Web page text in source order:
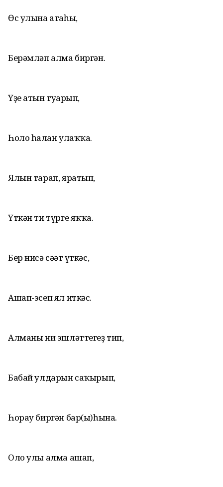
Өс улына атаһы,
Берәмләп алма биргән.
Үҙе атын туғарып,
Һоло һалған улаҡҡа.
Ялын тарап, яратып,
Үткән ти түрге яҡҡа.
Бер нисә сәғәт үткәс,
Ашап-эсеп ял иткәс.
Алманы ни эшләттегеҙ тип,
Бабай улдарын саҡырып,
Һорау биргән бар(ы)һына.
Оло улы алма ашап,